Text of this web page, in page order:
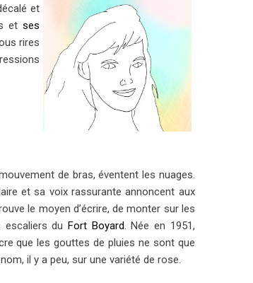
et
et ses
rires
de bras, éventent les nuages.
et sa voix rassurante annoncent aux
le moyen d’écrire, de monter sur les
escaliers duFort Boyard. Née en 1951,
que les gouttes de pluies ne sont que
il y a peu, sur une variété de rose.